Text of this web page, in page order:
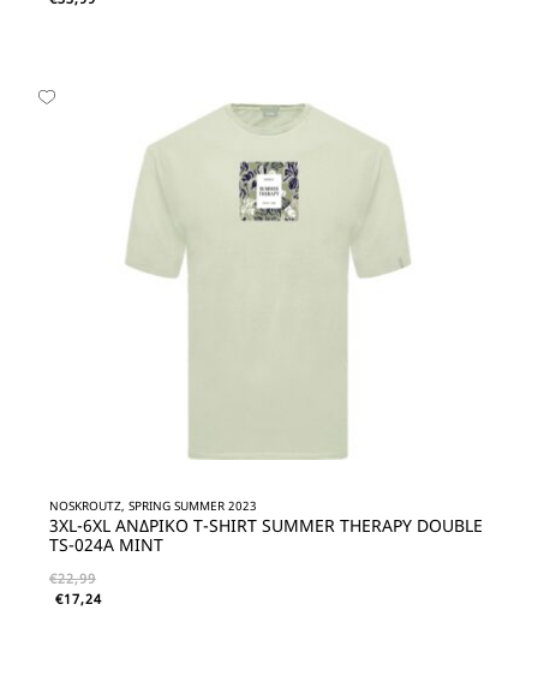
NOSKROUTZ, SPRING SUMMER 2023
3XL-6XL ΑΝΔΡΙΚΟ T-SHIRT SUMMER THERAPY DOUBLE
TS-024A MINT
€22,99
€17,24